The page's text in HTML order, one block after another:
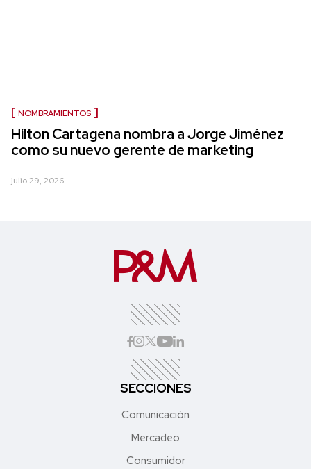
NOMBRAMIENTOS
Hilton Cartagena nombra a Jorge Jiménez
como su nuevo gerente de marketing
julio 29, 2026
SECCIONES
Comunicación
Mercadeo
Consumidor